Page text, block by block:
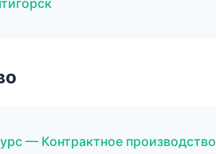
— Контрактное производство